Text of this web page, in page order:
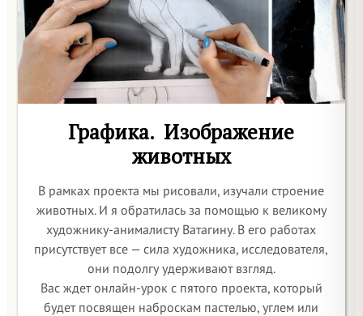
Графика. Изображение
животных
В рамках проекта мы рисовали, изучали строение
животных. И я обратилась за помощью к великому
художнику-анималисту Ватагину. В его работах
присутствует все — сила художника, исследователя,
они подолгу удерживают взгляд.
Вас ждет онлайн-урок с пятого проекта, который
будет посвящен наброскам пастелью, углем или